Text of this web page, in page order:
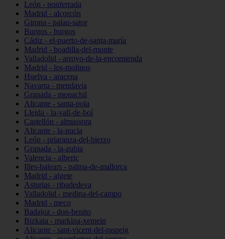
León - ponferrada
Madrid - alcorcón
Girona - palau-sator
Burgos - burgos
Cádiz - el-puerto-de-santa-maría
Madrid - boadilla-del-monte
Valladolid - arroyo-de-la-encomienda
Madrid - los-molinos
Huelva - aracena
Navarra - mendavia
Granada - monachil
Alicante - santa-pola
Lleida - la-vall-de-boí
Castellón - almassora
Alicante - la-nucia
León - priaranza-del-bierzo
Granada - la-zubia
Valencia - alberic
Illes-balears - palma-de-mallorca
Madrid - algete
Asturias - ribadedeva
Valladolid - medina-del-campo
Madrid - meco
Badajoz - don-benito
Bizkaia - markina-xemein
Alicante - sant-vicent-del-raspeig